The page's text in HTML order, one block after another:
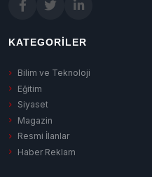
KATEGORILER
Bilim ve Teknoloji
Eğitim
Siyaset
Magazin
Resmi İlanlar
Haber Reklam